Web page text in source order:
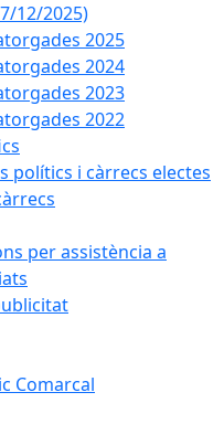
12/2025)
2025
2024
2023
2022
polítics i càrrecs electes
per assistència a
Comarcal